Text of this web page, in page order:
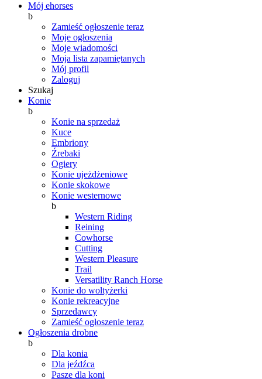
Mój ehorses
b
Zamieść ogłoszenie teraz
Moje ogłoszenia
Moje wiadomości
Moja lista zapamiętanych
Mój profil
Zaloguj
Szukaj
Konie
b
Konie na sprzedaż
Kuce
Embriony
Źrebaki
Ogiery
Konie ujeżdżeniowe
Konie skokowe
Konie westernowe
b
Western Riding
Reining
Cowhorse
Cutting
Western Pleasure
Trail
Versatility Ranch Horse
Konie do woltyżerki
Konie rekreacyjne
Sprzedawcy
Zamieść ogłoszenie teraz
Ogłoszenia drobne
b
Dla konia
Dla jeźdźca
Pasze dla koni